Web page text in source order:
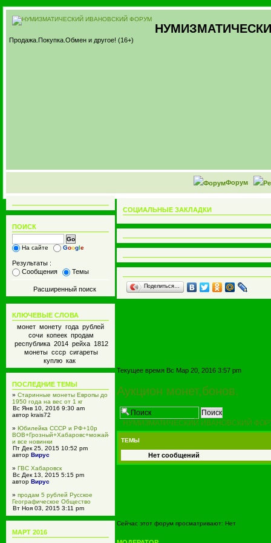
Продажа.Покупка.Обмен и другое! (16+)
Форум
ПОИСК
На сайте Google
Результаты :
Сообщения
Темы
Расширенный поиск
КЛЮЧЕВЫЕ СЛОВА
монет монету года рублей
сочи копеек продам
республика 2014 рейха 1812
монеты ссср сигареты
куплю как
ПОСЛЕДНИЕ ТЕМЫ
» Старинные монеты Европы до
1950 года на вес от 1 кг
Вс Янв 10, 2016 9:30 am
автор krais72
» Юбилейка СССР и РФ+10р
ВОВ+Грозный+Хабаровс+можайск
и все новинки
Пт Дек 25, 2015 10:52 pm
автор Вирус
» ГВС Хабаровск
Вс Дек 13, 2015 5:15 pm
автор Вирус
» продам 5 рублей Русское
Географическое Общество
Вт Ноя 03, 2015 3:11 pm
авторВирус
Пн Ноя 02, 2015 1:21 pm
МАРТ 2016
СОЦИАЛЬНЫЕ ЗАКЛАДКИ
Поделиться…
Текущее время Вс Мар 20, 2016 3:57 pm
Аукцион монет,бонов.
НУМИЗМАТИЧЕСКИЙ ИВАНОВСКИЙ
ТЕМЫ
Нет сообщений
Сейчас этот форум просматривают: Нет